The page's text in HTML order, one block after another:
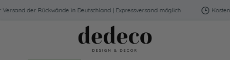
Zum Hauptinhalt springen
der Rückwände in Deutschland | Expressversand möglich